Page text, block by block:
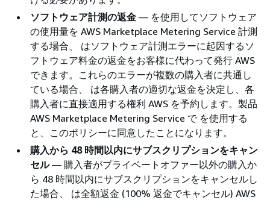
ソフトウェア計測の返金 — を使用してソフトウェア
の使用量を AWS Marketplace Metering Service 計測
する場合、 はソフトウェア計測エラーに起因するソ
フトウェア料金の返金をお客様に代わって発行 AWS
できます。これらのエラーが複数の購入者に共通し
ている場合、 は各購入者の適切な返金を決定し、各
購入者に直接適用する権利 AWS を予約します。製品
AWS Marketplace Metering Service で を使用する
と、このポリシーに同意したことになります。
購入から 48 時間以内にサブスクリプションをキャン
セル— 購入者がプライベートオファー以外の購入か
ら 48 時間以内にサブスクリプションをキャンセルし
た場合、 は全額返金 (100% 返金でキャンセル) AWS